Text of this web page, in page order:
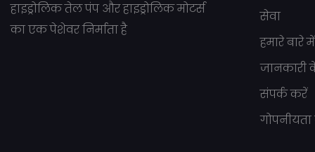
हाइड्रोलिक तेल पंप और हाइड्रोलिक मोटर्स
का एक पेशेवर निर्माता है
सेवा
हमारे बारे में
जानकारी
संपर्क करें
गोपनीयता